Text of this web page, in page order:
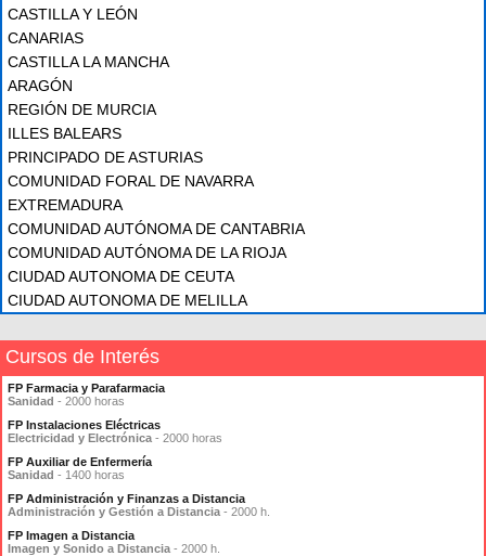
CASTILLA Y LEÓN
CANARIAS
CASTILLA LA MANCHA
ARAGÓN
REGIÓN DE MURCIA
ILLES BALEARS
PRINCIPADO DE ASTURIAS
COMUNIDAD FORAL DE NAVARRA
EXTREMADURA
COMUNIDAD AUTÓNOMA DE CANTABRIA
COMUNIDAD AUTÓNOMA DE LA RIOJA
CIUDAD AUTONOMA DE CEUTA
CIUDAD AUTONOMA DE MELILLA
Cursos de Interés
FP Farmacia y Parafarmacia
Sanidad - 2000 horas
FP Instalaciones Eléctricas
Electricidad y Electrónica - 2000 horas
FP Auxiliar de Enfermería
Sanidad - 1400 horas
FP Administración y Finanzas a Distancia
Administración y Gestión a Distancia - 2000 h.
FP Imagen a Distancia
Imagen y Sonido a Distancia - 2000 h.